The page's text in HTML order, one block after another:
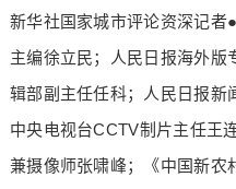
新华社国家城市评论资深记者
主编徐立民；人民日报海外版
辑部副主任任科；人民日报新
中央电视台CCTV制片主任王
兼摄像师张啸峰；《中国新农